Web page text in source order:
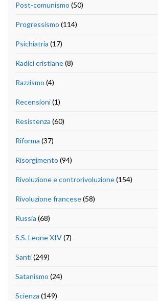
Post-comunismo (50)
Progressismo (114)
Psichiatria (17)
Radici cristiane(8)
Razzismo (4)
Recensioni(1)
Resistenza (60)
Riforma (37)
Risorgimento (94)
Rivoluzione e controrivoluzione(154)
Rivoluzione francese(58)
Russia (68)
S.S. Leone XIV(7)
Santi(249)
Satanismo (24)
Scienza (149)